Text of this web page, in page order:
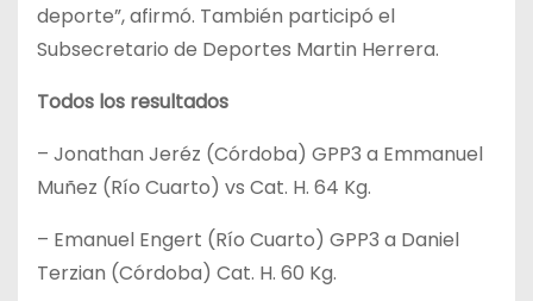
deporte”, afirmó. También participó el
Subsecretario de Deportes Martin Herrera.
Todos los resultados
– Jonathan Jeréz (Córdoba) GPP3 a Emmanuel
Muñez (Río Cuarto) vs Cat. H. 64 Kg.
– Emanuel Engert (Río Cuarto) GPP3 a Daniel
Terzian (Córdoba) Cat. H. 60 Kg.